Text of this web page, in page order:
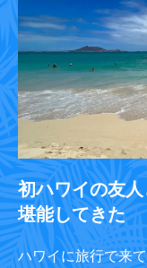
初ハワイの友
堪能してきた
ハワイに旅行で来